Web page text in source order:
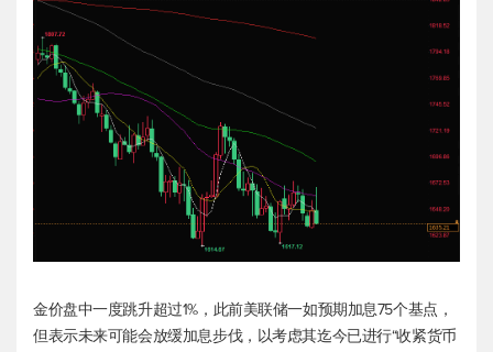
金价盘中一度跳升超过1%，此前美联储一如预期加息75个基点，
但表示未来可能会放缓加息步伐，以考虑其迄今已进行“收紧货币